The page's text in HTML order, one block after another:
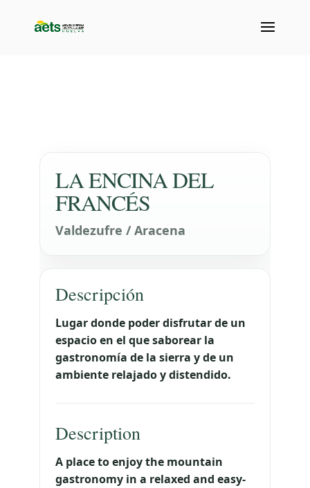
LA ENCINA DEL
FRANCÉS
Valdezufre / Aracena
Descripción
Lugar donde poder disfrutar de un
espacio en el que saborear la
gastronomía de la sierra y de un
ambiente relajado y distendido.
Description
A place to enjoy the mountain
gastronomy in a relaxed and easy-